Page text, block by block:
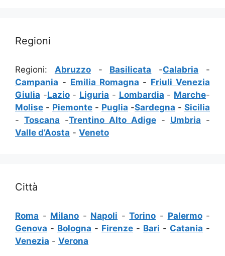
Regioni
Regioni: Abruzzo- Basilicata -Calabria -
Campania - Emilia Romagna - Friuli Venezia
Giulia -Lazio- Liguria - Lombardia - Marche-
Molise - Piemonte - Puglia -Sardegna - Sicilia
- Toscana -Trentino Alto Adige - Umbria -
Valle d’Aosta - Veneto
Città
Roma - Milano - Napoli -Torino - Palermo-
Genova - Bologna - Firenze - Bari - Catania -
Venezia - Verona